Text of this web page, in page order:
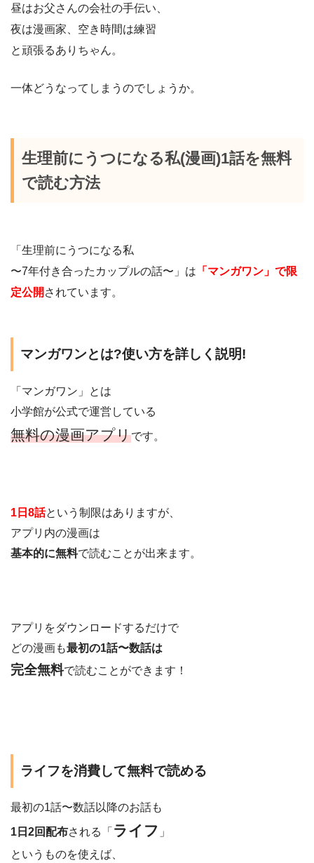
昼はお父さんの会社の手伝い、
夜は漫画家、空き時間は練習
と頑張るありちゃん。
一体どうなってしまうのでしょうか。
生理前にうつになる私(漫画)1話を無料
で読む方法
「生理前にうつになる私
〜7年付き合ったカップルの話〜」は 「マンガワン」で限
定公開 されています。
マンガワンとは?使い方を詳しく説明!
「マンガワン」とは
小学館が公式で運営している
無料の漫画アプリです。
1日8話という制限はありますが、
アプリ内の漫画は
基本的に無料で読むことが出来ます。
アプリをダウンロードするだけで
どの漫画も最初の1話〜数話は
完全無料で読むことができます！
ライフを消費して無料で読める
最初の1話〜数話以降のお話も
1日2回配布される「 ライフ 」
というものを使えば、